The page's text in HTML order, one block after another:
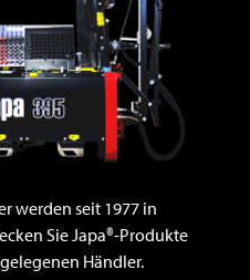
werden seit 1977 in
Sie Japa®-Produkte
Händler.